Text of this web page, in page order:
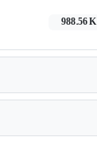
988.56 K